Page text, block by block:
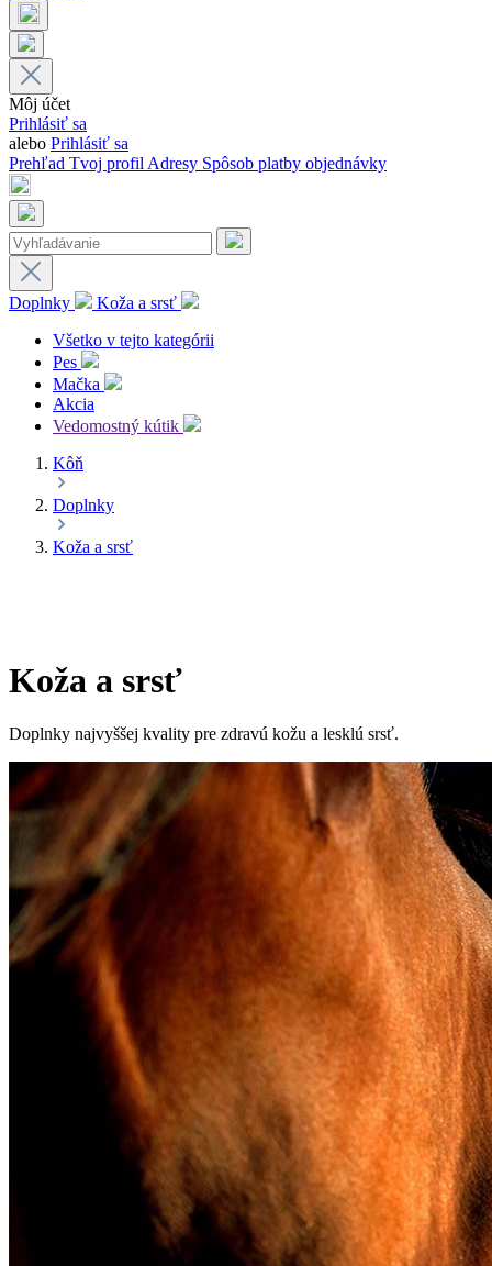
Môj účet
Prihlásiť sa
alebo Prihlásiť sa
Prehľad Tvoj profilAdresy Spôsob platby objednávky
Doplnky
Koža a srsť
Všetko v tejto kategórii
Pes
Mačka
Akcia
Vedomostný kútik
Kôň
Doplnky
Koža a srsť
Koža a srsť
Doplnky najvyššej kvality pre zdravú kožu a lesklú srsť.